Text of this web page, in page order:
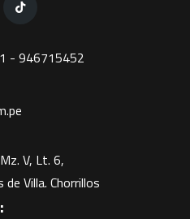
- 946715452
V, Lt. 6,
Villa. Chorrillos